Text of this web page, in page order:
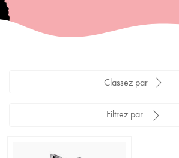
Classez par
Filtrez par